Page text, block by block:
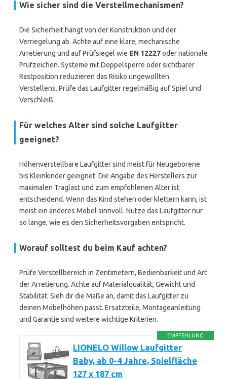
Wie sicher sind die Verstellmechanismen?
Die Sicherheit hängt von der Konstruktion und der
Verriegelung ab. Achte auf eine klare, mechanische
Arretierung und auf Prüfsiegel wie EN 12227oder nationale
Prüfzeichen. Systeme mit Doppelsperre oder sichtbarer
Rastposition reduzieren das Risiko ungewollten
Verstellens. Prüfe das Laufgitter regelmäßig auf Spiel und
Verschleiß.
Für welches Alter sind solche Laufgitter
geeignet?
Höhenverstellbare Laufgitter sind meist für Neugeborene
bis Kleinkinder geeignet. Die Angabe des Herstellers zur
maximalen Traglast und zum empfohlenen Alter ist
entscheidend. Wenn das Kind stehen oder klettern kann, ist
meist ein anderes Möbel sinnvoll. Nutze das Laufgitter nur
so lange, wie es den Sicherheitsvorgaben entspricht.
Worauf solltest du beim Kauf achten?
Prüfe Verstellbereich in Zentimetern, Bedienbarkeit und Art
der Arretierung. Achte auf Materialqualität, Gewicht und
Stabilität. Sieh dir die Maße an, damit das Laufgitter zu
deinen Möbelhöhen passt. Ersatzteile, Montageanleitung
und Garantie sind weitere wichtige Kriterien.
EMPFEHLUNG
LIONELO Willow Laufgitter
Baby, ab 0-4 Jahre, Spielfläche
127 x 187 cm